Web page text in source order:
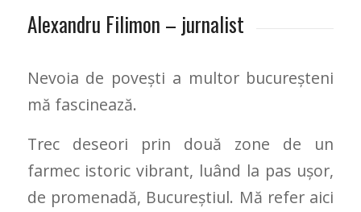
Alexandru Filimon – jurnalist
Nevoia de povești a multor bucureșteni
mă fascinează.
Trec deseori prin două zone de un
farmec istoric vibrant, luând la pas ușor,
de promenadă, Bucureștiul. Mă refer aici